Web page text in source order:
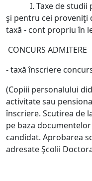
I. Taxe de studii
şi pentru cei proveniţi
taxă - cont propriu în
CONCURS ADMITERE
- taxă înscriere
(Copiii personalului
activitate sau
înscriere. Scutirea de
pe baza
candidat. Aprobarea
adresate Şcolii